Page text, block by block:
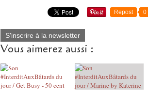
Repost 0
S'inscrire à la newsletter
Vous aimerez aussi :